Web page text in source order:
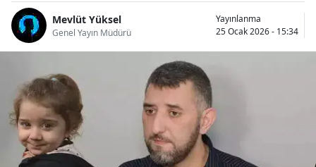
Mevlüt Yüksel
Genel Yayın Müdürü
Yayınlanma
25 Ocak 2026 - 15:34